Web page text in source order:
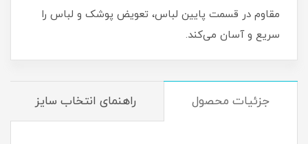
مقاوم در قسمت پایین لباس، تعویض پوشک و لباس را
سریع و آسان می‌کند.
جزئیات محصول راهنمای انتخاب سایز